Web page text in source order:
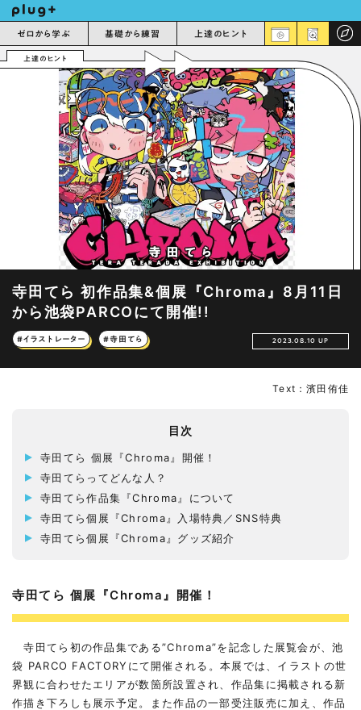
ゼロから学ぶ 基礎から練習 上達のヒント
上達のヒント
寺田てら 初作品集&個展『Chroma』8月11日
から池袋PARCOにて開催!!
#イラストレーター #寺田てら 2023.08.10 UP
Text：濱田侑佳
目次
寺田てら 個展『Chroma』開催！
寺田てらってどんな人？
寺田てら作品集『Chroma』について
寺田てら個展『Chroma』入場特典／SNS特典
寺田てら個展『Chroma』グッズ紹介
寺田てら 個展『Chroma』開催！
寺田てら初の作品集である”Chroma”を記念した展覧会が、池
袋 PARCO FACTORYにて開催される。本展では、イラストの世
界観に合わせたエリアが数箇所設置され、作品集に掲載される新
作描き下ろしも展示予定。また作品の一部受注販売に加え、作品